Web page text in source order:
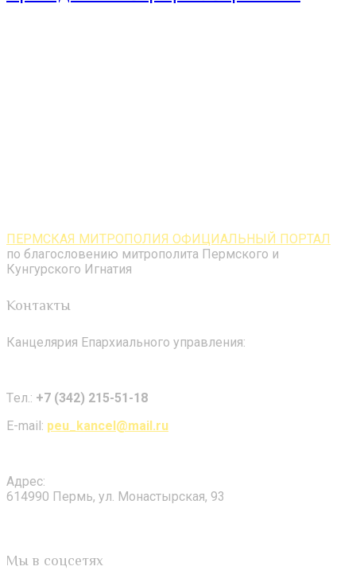
ПЕРМСКАЯ МИТРОПОЛИЯ ОФИЦИАЛЬНЫЙ ПОРТАЛ
по благословению митрополита Пермского и
Кунгурского Игнатия
Контакты
Канцелярия Епархиального управления:
Tел.: +7 (342) 215-51-18
E-mail: peu_kancel@mail.ru
Адрес:
614990 Пермь, ул. Монастырская, 93
Мы в соцсетях